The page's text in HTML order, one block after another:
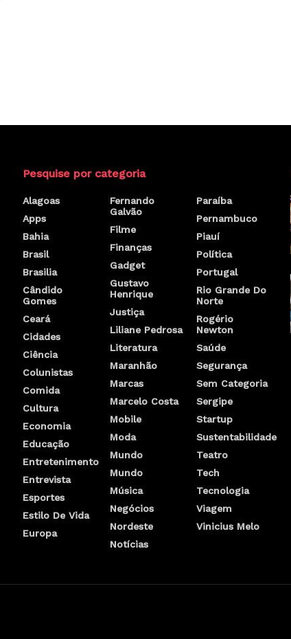
Pesquise por categoria
Alagoas
Apps
Bahia
Brasil
Brasilia
Cândido
Gomes
Ceará
Cidades
Ciência
Colunistas
Comida
Cultura
Economia
Educação
Entretenimento
Entrevista
Esportes
Estilo De Vida
Europa
Fernando
Galvão
Filme
Finanças
Gadget
Gustavo
Henrique
Justiça
Liliane Pedrosa
Literatura
Maranhão
Marcas
Marcelo Costa
Mobile
Moda
Mundo
Mundo
Música
Negócios
Nordeste
Notícias
Paraíba
Pernambuco
Piauí
Política
Portugal
Rio Grande Do
Norte
Rogério
Newton
Saúde
Segurança
Sem Categoria
Sergipe
Startup
Sustentabilidade
Teatro
Tech
Tecnologia
Viagem
Vinicius Melo